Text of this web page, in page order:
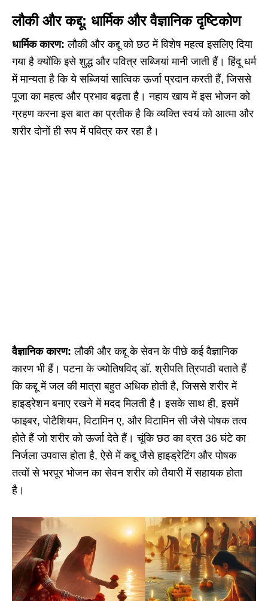
लौकी और कद्दू: धार्मिक और वैज्ञानिक दृष्टिकोण
धार्मिक कारण: लौकी और कद्दू को छठ में विशेष महत्व इसलिए दिया
गया है क्योंकि इसे शुद्ध और पवित्र सब्जियां मानी जाती हैं। हिंदू धर्म
में मान्यता है कि ये सब्जियां सात्विक ऊर्जा प्रदान करती हैं, जिससे
पूजा का महत्व और प्रभाव बढ़ता है। नहाय खाय में इस भोजन को
ग्रहण करना इस बात का प्रतीक है कि व्यक्ति स्वयं को आत्मा और
शरीर दोनों ही रूप में पवित्र कर रहा है।
वैज्ञानिक कारण: लौकी और कद्दू के सेवन के पीछे कई वैज्ञानिक
कारण भी हैं। पटना के ज्योतिषविद् डॉ. श्रीपति त्रिपाठी बताते हैं
कि कद्दू में जल की मात्रा बहुत अधिक होती है, जिससे शरीर में
हाइड्रेशन बनाए रखने में मदद मिलती है। इसके साथ ही, इसमें
फाइबर, पोटैशियम, विटामिन ए, और विटामिन सी जैसे पोषक तत्व
होते हैं जो शरीर को ऊर्जा देते हैं। चूंकि छठ का व्रत 36 घंटे का
निर्जला उपवास होता है, ऐसे में कद्दू जैसे हाइड्रेटिंग और पोषक
तत्वों से भरपूर भोजन का सेवन शरीर को तैयारी में सहायक होता
है।